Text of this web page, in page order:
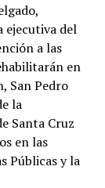
ejecutiva del
a las
en
San Pedro
la
Santa Cruz
en las
Públicas y la